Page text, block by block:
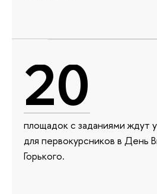
20
площадок с заданиями ждут
для первокурсников в День
Горького.